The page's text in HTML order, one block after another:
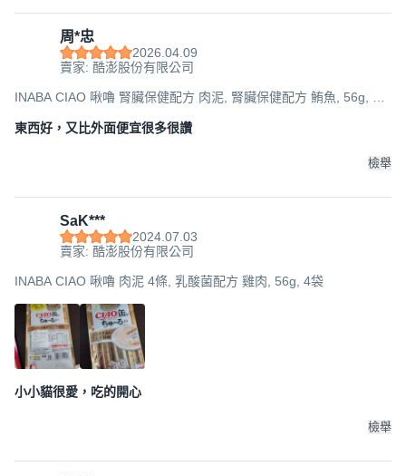
周*忠
2026.04.09
賣家: 酷澎股份有限公司
INABA CIAO 啾嚕 腎臟保健配方 肉泥, 腎臟保健配方 鮪魚, 56g, 6
東西好，又比外面便宜很多很讚
檢舉
SaK***
2024.07.03
賣家: 酷澎股份有限公司
INABA CIAO 啾嚕 肉泥 4條, 乳酸菌配方 雞肉, 56g, 4袋
小小貓很愛，吃的開心
檢舉